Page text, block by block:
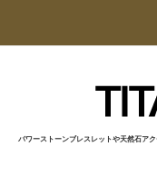
パワーストーンブレスレットや天然石ア